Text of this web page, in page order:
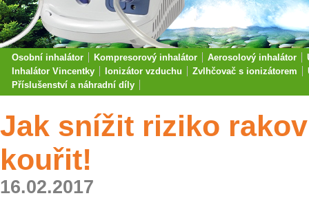
Osobní inhalátor Kompresorový inhalátor Aerosolový inhalátor
Inhalátor Vincentky
Ionizátor vzduchu Zvlhčovač s ionizátorem
Příslušenství a náhradní díly
Jak snížit riziko
kouřit!
16.02.2017